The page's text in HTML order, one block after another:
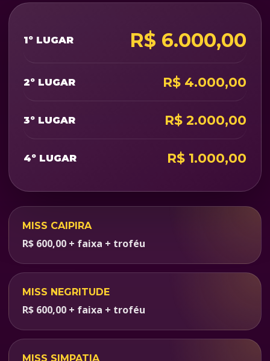
1º LUGAR R$ 6.000,00
2º LUGAR R$ 4.000,00
3º LUGAR R$ 2.000,00
4º LUGAR R$ 1.000,00
MISS CAIPIRA
R$ 600,00 + faixa + troféu
MISS NEGRITUDE
R$ 600,00 + faixa + troféu
MISS SIMPATIA